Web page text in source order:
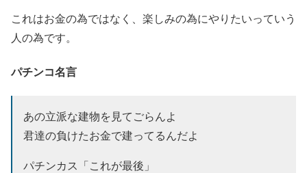
これはお金の為ではなく、楽しみの為にやりたいっていう
人の為です。
パチンコ名言
あの立派な建物を見てごらんよ
君達の負けたお金で建ってるんだよ
パチンカス「これが最後」